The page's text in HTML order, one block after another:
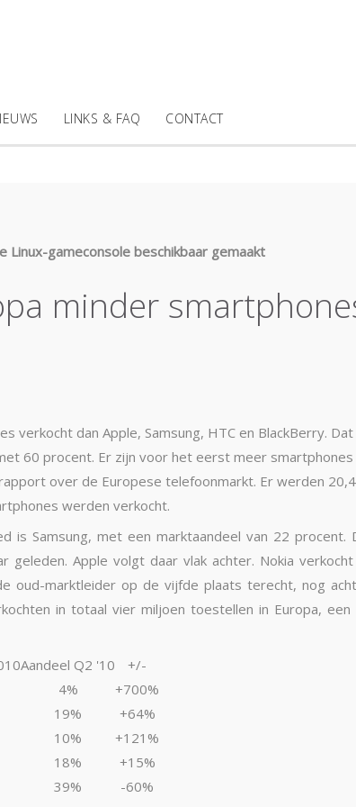
LINKS & FAQ CONTACT
Linux-gameconsole beschikbaar gemaakt
minder
verkocht dan Apple, Samsung, HTC en BlackBerry.
60 procent. Er zijn voor het eerst meer
over de Europese telefoonmarkt. Er werden
werden verkocht.
is Samsung, met een marktaandeel van 22
Apple volgt daar vlak achter. Nokia
oud-marktleider op de vijfde plaats terecht, nog
in totaal vier miljoen toestellen in Europa,
Aandeel Q2 '10
+/-
4%
+700%
19%
+64%
10%
+121%
18%
+15%
39%
-60%